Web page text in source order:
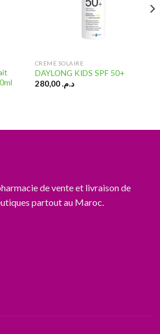
CRÈME SOLAIRE
DAYLONG KIDS SPF 50+
د.م.280,00
de vente et livraison de
partout au Maroc.